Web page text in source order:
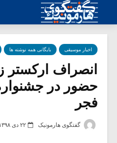
اخبار موسیقی بایگانی همه نوشته ها
انصراف ارکستر
حضور در
فجر
گفتگوی هارمونیک ۲۲ دی ۱۳۹۸